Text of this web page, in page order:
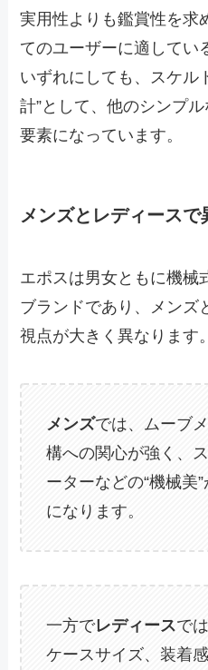
実用性よりも鑑賞性を求
てのユーザーに適してい
いずれにしても、スケル
計”として、他のシンプ
要素になっています。
メンズとレディース
エポスは男女ともに機械
ブランドであり、メンズ
視点が大きく異なります。
メンズでは、ムーブ
構への関心が強く、
ーターなどの“機械美
になります。
一方でレディースで
ケースサイズ、装着